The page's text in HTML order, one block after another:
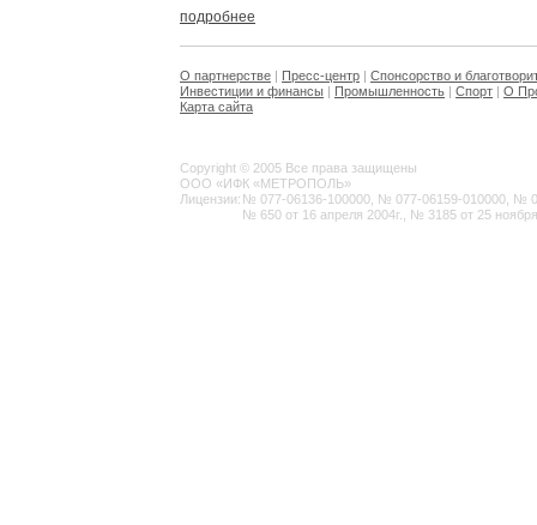
подробнее
О партнерстве | Пресс-центр | Спонсорство и
Инвестиции и финансы | Промышленность | Спорт | О
Карта сайта
Copyright © 2005 Все права защищены
ООО «ИФК «МЕТРОПОЛЬ»
Лицензии: № 077-06136-100000, № 077-06159-010000, №
№ 650 от 16 апреля 2004г., № 3185 от 25